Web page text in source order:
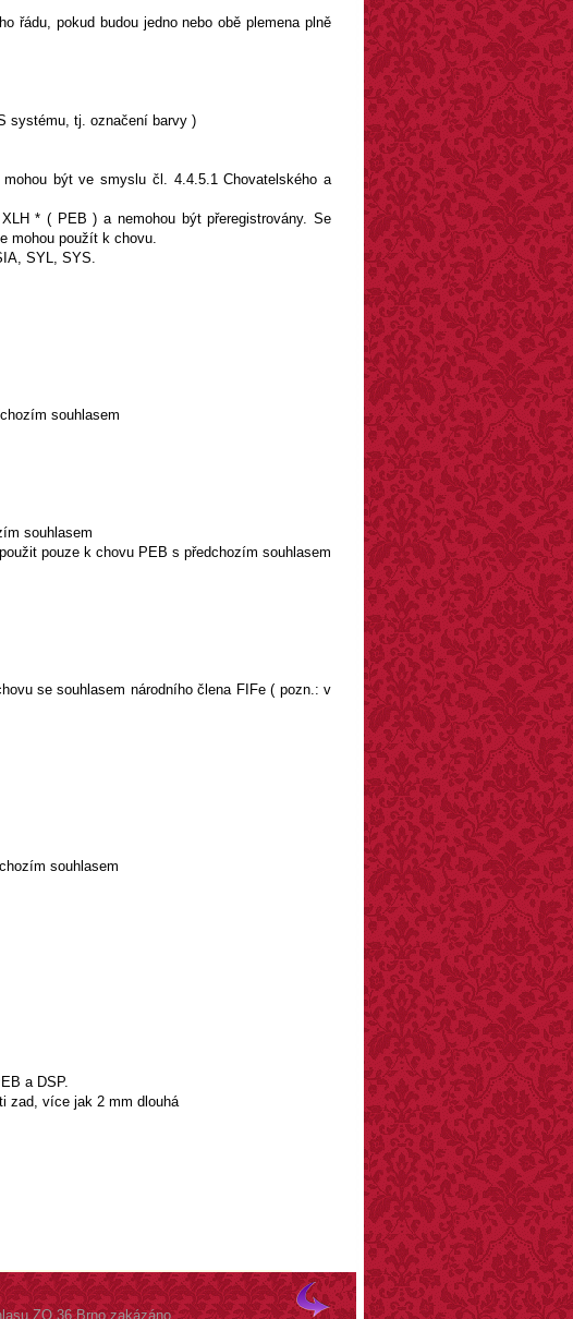
řádu, pokud budou jedno nebo obě plemena plně
systému, tj. označení barvy )
být ve smyslu čl. 4.4.5.1 Chovatelského a
* ( PEB ) a nemohou být přeregistrovány. Se
mohou použít k chovu.
SYL, SYS.
souhlasem
souhlasem
pouze k chovu PEB s předchozím souhlasem
se souhlasem národního člena FIFe ( pozn.: v
souhlasem
a DSP.
zad, více jak 2 mm dlouhá
ZO 36 Brno zakázáno.